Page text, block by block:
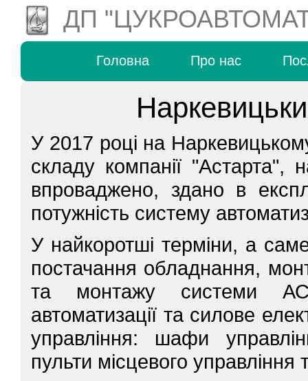
ДП
Головна Про нас
У 2017 році на
складу компанії "Астарта",
впроваджено, здано в
потужність систему
У найкоротші терміни, а
постачання обладнання,
та монтажу системи
автоматизації та силове
управління: шафи
пульти місцевого управління